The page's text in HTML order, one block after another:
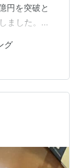
円を突破と
ました。こ
る一作の爆
ナンは、こ
シリーズと
ぜ、これほ
か？ なぜ、
グ